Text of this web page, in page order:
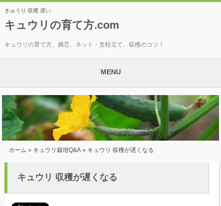
きゅうり 収穫 遅い
キュウリの育て方.com
キュウリの育て方。摘芯、ネット・支柱立て、収穫のコツ！
MENU
ホーム » キュウリ栽培Q&A» キュウリ 収穫が遅くなる
キュウリ 収穫が遅くなる